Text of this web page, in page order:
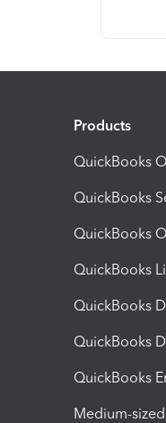
Products
QuickBooks
QuickBooks
QuickBooks
QuickBooks
QuickBooks
QuickBooks
QuickBooks
Medium-